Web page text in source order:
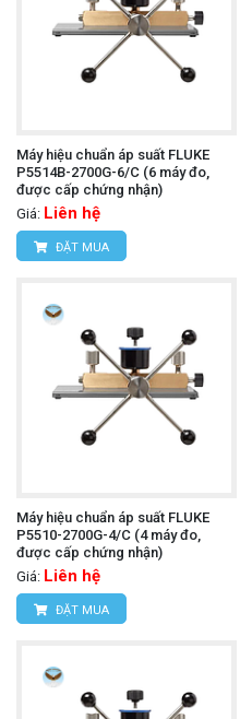
Máy hiệu chuẩn áp suất FLUKE
P5514B-2700G-6/C (6 máy đo,
được cấp chứng nhận)
Giá: Liên hệ
ĐẶT MUA
Máy hiệu chuẩn áp suất FLUKE
P5510-2700G-4/C (4 máy đo,
được cấp chứng nhận)
Giá: Liên hệ
ĐẶT MUA